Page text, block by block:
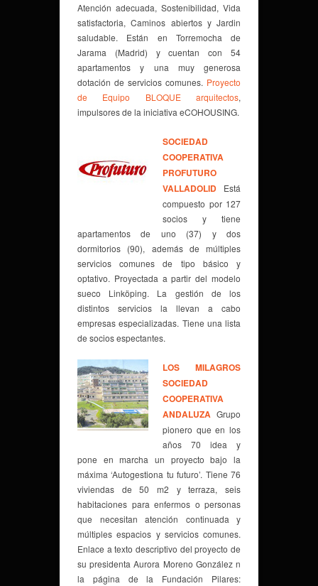
Atención adecuada, Sostenibilidad, Vida
satisfactoria, Caminos abiertos y Jardin
saludable. Están en Torremocha de
Jarama (Madrid) y cuentan con 54
apartamentos y una muy generosa
dotación de servicios comunes. Proyecto
de Equipo BLOQUE arquitectos,
impulsores de la iniciativa eCOHOUSING.
SOCIEDAD
COOPERATIVA
PROFUTURO
VALLADOLID Está
compuesto por 127
socios y tiene
apartamentos de uno (37) y dos
dormitorios (90), además de múltiples
servicios comunes de tipo básico y
optativo. Proyectada a partir del modelo
sueco Linköping. La gestión de los
distintos servicios la llevan a cabo
empresas especializadas. Tiene una lista
de socios espectantes.
LOS MILAGROS
SOCIEDAD
COOPERATIVA
ANDALUZA Grupo
pionero que en los
años 70 idea y
pone en marcha un proyecto bajo la
máxima ‘Autogestiona tu futuro’. Tiene 76
viviendas de 50 m2 y terraza, seis
habitaciones para enfermos o personas
que necesitan atención continuada y
múltiples espacios y servicios comunes.
Enlace a texto descriptivo del proyecto de
su presidenta Aurora Moreno González n
la página de la Fundación Pilares: